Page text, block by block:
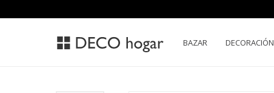
BAZAR DECORACIÓN